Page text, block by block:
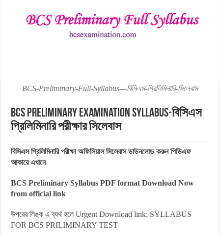
BCS-Preliminary-Full-Syllabus---বিসিএস-প্রিলিমিনারি-সিলেবাস
BCS Preliminary Examination Syllabus-বিসিএস
প্রিলিমিনারি পরীক্ষার সিলেবাস
বিসিএস প্রিলিমিনারি পরীক্ষা অফিসিয়াল সিলেবাস ডাউনলোড করুন পিডিএফ
আকারে এখানে
BCS Preliminary Syllabus PDF format Download Now
from official link
উপরের লিঙ্ক এ ব্যর্থ হলেUrgent Download link: SYLLABUS
FOR BCS PRILIMINARY TEST